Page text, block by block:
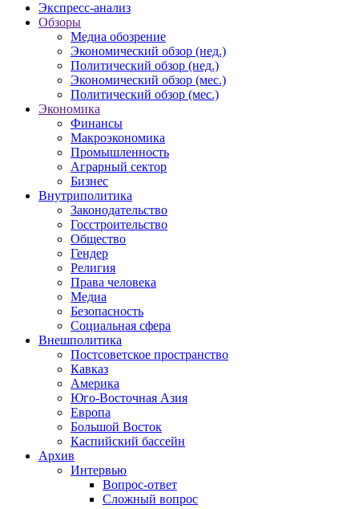
Экспресс-анализ
Обзоры
Медиа обозрение
Экономический обзор (нед.)
Политический обзор (нед.)
Экономический обзор (мес.)
Политический обзор (мес.)
Экономика
Финансы
Макроэкономика
Промышленность
Аграрный сектор
Бизнес
Внутриполитика
Законодательство
Госстроительство
Общество
Гендер
Религия
Права человека
Медиа
Безопасность
Социальная сфера
Внешполитика
Постсоветское пространство
Кавказ
Америка
Юго-Восточная Азия
Европа
Большой Восток
Каспийский бассейн
Архив
Интервью
Вопрос-ответ
Сложный вопрос